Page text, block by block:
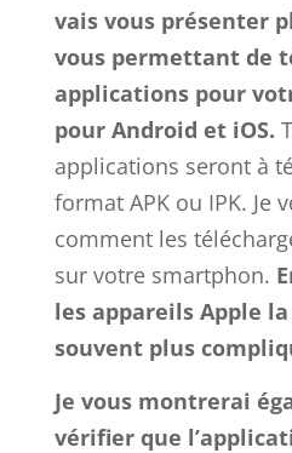
vais vous présenter
vous permettant de
applications pour
pour Android et iOS.
applications seront à
format APK ou IPK. Je
comment les
sur votre smartphon.
les appareils Apple
souvent plus
Je vous montrerai
vérifier que